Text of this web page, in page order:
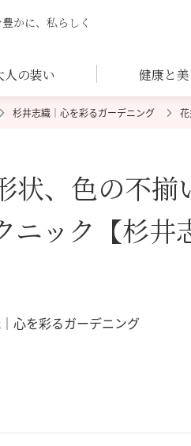
かに、私らしく
人の装い 健康と美
杉井志織｜心を彩るガーデニング
状、色の不揃
ニック【杉
心を彩るガーデニング